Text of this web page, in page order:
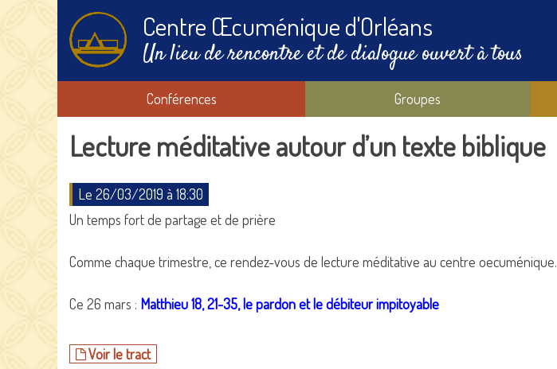
Centre Œcuménique d'Orléans
Un lieu de rencontre et de dialogue ouvert à tous
Conférences Groupes
Lecture méditative autour d’un texte biblique
Le 26/03/2019 à 18:30
Un temps fort de partage et de prière
Comme chaque trimestre, ce rendez-vous de lecture méditative au centre oecuménique.
Ce 26 mars : Matthieu 18, 21-35, le pardon et le débiteur impitoyable
Voir le tract